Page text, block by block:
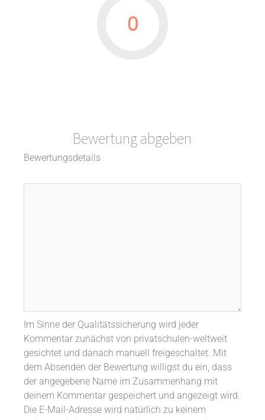
0
Bewertung abgeben
Bewertungsdetails
Im Sinne der Qualitätssicherung wird jeder
Kommentar zunächst von privatschulen-weltweit
gesichtet und danach manuell freigeschaltet. Mit
dem Absenden der Bewertung willigst du ein, dass
der angegebene Name im Zusammenhang mit
deinem Kommentar gespeichert und angezeigt wird.
Die E-Mail-Adresse wird natürlich zu keinem